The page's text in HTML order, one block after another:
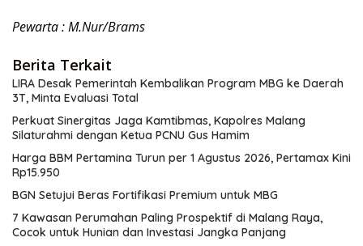
Pewarta : M.Nur/Brams
Berita Terkait
LIRA Desak Pemerintah Kembalikan Program MBG ke Daerah
3T, Minta Evaluasi Total
Perkuat Sinergitas Jaga Kamtibmas, Kapolres Malang
Silaturahmi dengan Ketua PCNU Gus Hamim
Harga BBM Pertamina Turun per 1 Agustus 2026, Pertamax Kini
Rp15.950
BGN Setujui Beras Fortifikasi Premium untuk MBG
7 Kawasan Perumahan Paling Prospektif di Malang Raya,
Cocok untuk Hunian dan Investasi Jangka Panjang